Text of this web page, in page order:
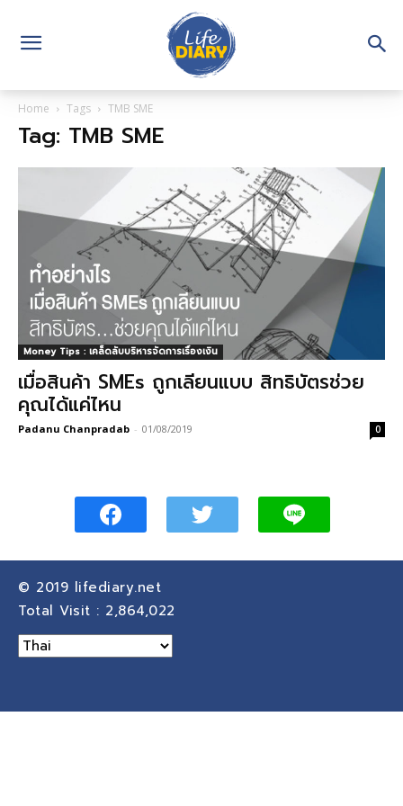
Home Tags TMB SME
Tag: TMB SME
Money Tips : เคล็ดลับบริหารจัดการเรื่องเงิน
เมื่อสินค้า SMEs ถูกเลียนแบบ สิทธิบัตรช่วย
คุณได้แค่ไหน
Padanu Chanpradab - 01/08/2019 0
© 2019 lifediary.net
Total Visit : 2,864,022